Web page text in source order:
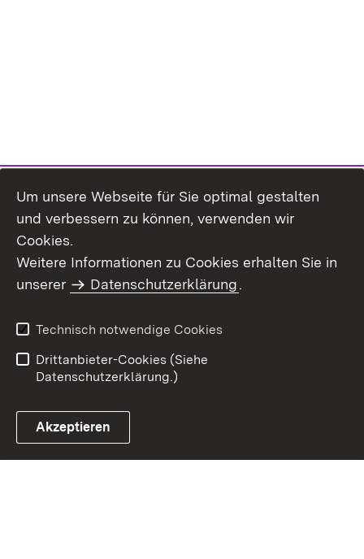
Benutzungshinweise
Erklärung zur
Um unsere Webseite für Sie optimal gestalten
und verbessern zu können, verwenden wir
Cookies.
Weitere Informationen zu Cookies erhalten Sie in
unserer
Datenschutzerklärung.
Technisch notwendige Cookies
Drittanbieter-Cookies (Siehe
Datenschutzerklärung.)
Akzeptieren